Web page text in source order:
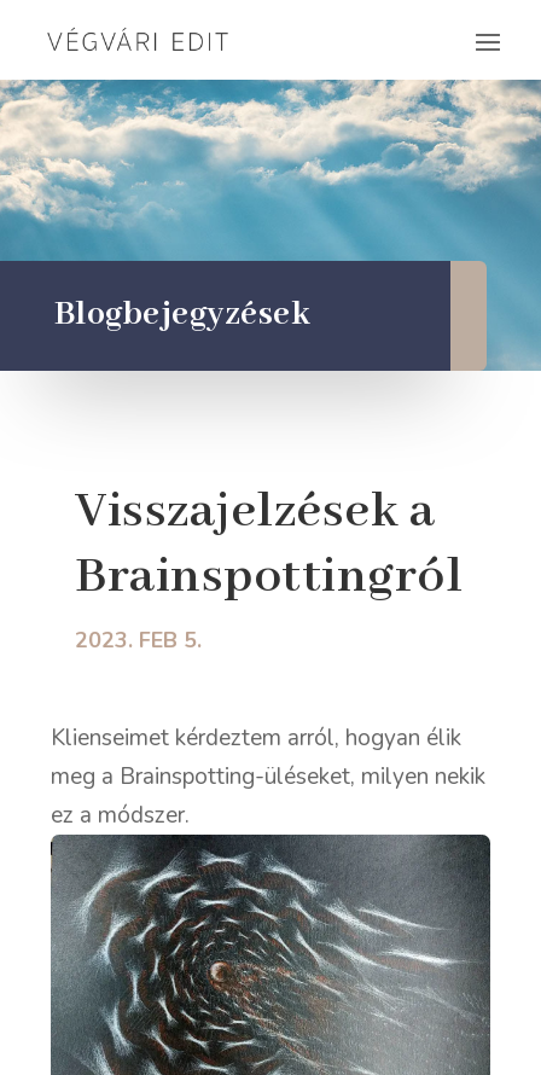
Blogbejegyzések
Visszajelzések a
Brainspottingról
2023. FEB 5.
Klienseimet kérdeztem arról, hogyan élik
meg a Brainspotting-üléseket, milyen nekik
ez a módszer.